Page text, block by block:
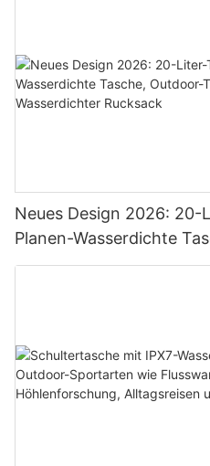
Neues Design 2026: 20-
Planen-Wasserdichte
Trockentasche,